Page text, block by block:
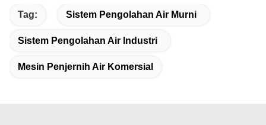
Tag: Sistem Pengolahan Air Murni
Sistem Pengolahan Air Industri
Mesin Penjernih Air Komersial